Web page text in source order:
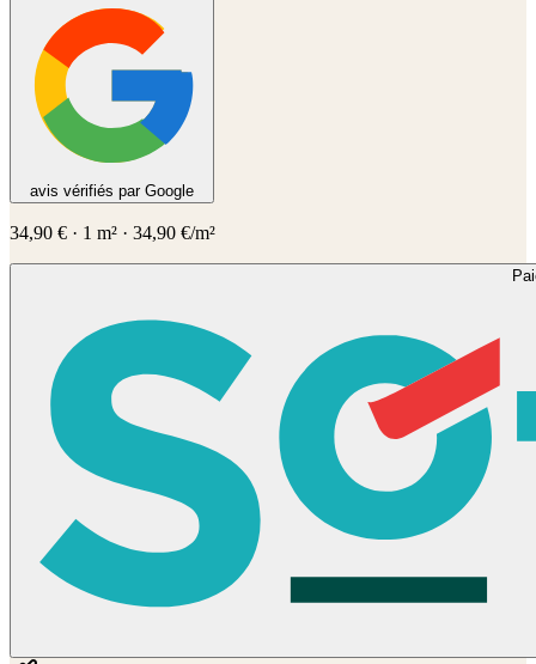
avis vérifiés par Google
34,90 € · 1 m² · 34,90 €/m²